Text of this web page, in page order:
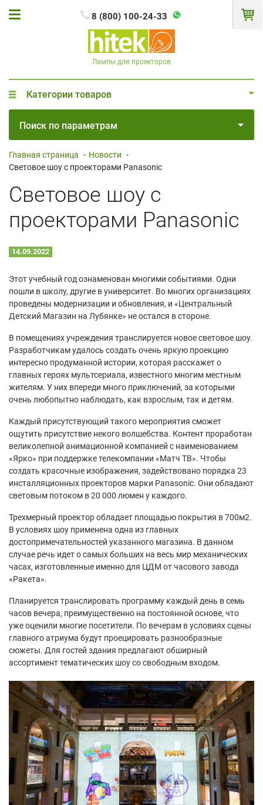
8 (800) 100-24-33
Лампы для проекторов
Категории товаров
Поиск по параметрам
Главная страница - Новости -
Световое шоу с проекторами Panasonic
Световое шоу с
проекторами Panasonic
14.09.2022
Этот учебный год ознаменован многими событиями. Одни
пошли в школу, другие в университет. Во многих организациях
проведены модернизации и обновления, и «Центральный
Детский Магазин на Лубянке» не остался в стороне.
В помещениях учреждения транслируется новое световое шоу.
Разработчикам удалось создать очень яркую проекцию
интересно продуманной истории, которая расскажет о
главных героях мультсериала, известного многим местным
жителям. У них впереди много приключений, за которыми
очень любопытно наблюдать, как взрослым, так и детям.
Каждый присутствующий такого мероприятия сможет
ощутить присутствие некого волшебства. Контент проработан
великолепной анимационной компанией с наименованием
«Ярко» при поддержке телекомпании «Матч ТВ». Чтобы
создать красочные изображения, задействовано порядка 23
инсталляционных проекторов марки Panasonic. Они обладают
световым потоком в 20 000 люмен у каждого.
Трехмерный проектор обладает площадью покрытия в 700м2.
В условиях шоу применена одна из главных
достопримечательностей указанного магазина. В данном
случае речь идет о самых больших на весь мир механических
часах, изготовленные именно для ЦДМ от часового завода
«Ракета».
Планируется транслировать программу каждый день в семь
часов вечера, преимущественно на постоянной основе, что
уже оценили многие посетители. По вечерам в условиях сцены
главного атриума будут проецировать разнообразные
сюжеты. Для гостей здания предлагают обширный
ассортимент тематических шоу со свободным входом.